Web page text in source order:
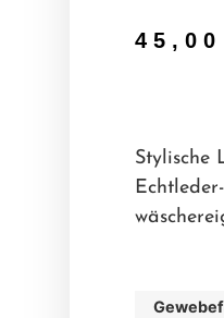
45,00
Stylische